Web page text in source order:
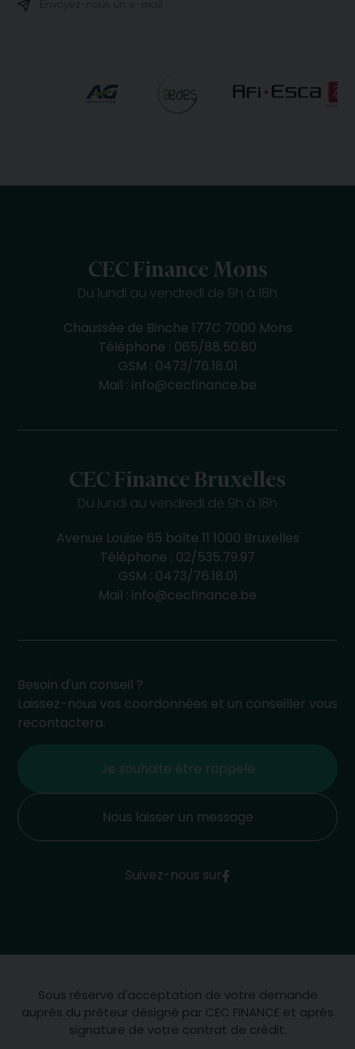
CEC Finance Mons
Du lundi au vendredi de 9h à 18h
Chaussée de Binche 177C 7000 Mons
Téléphone : 065/88.50.80
GSM : 0473/76.18.01
Mail : info@cecfinance.be
CEC Finance Bruxelles
Du lundi au vendredi de 9h à 18h
Avenue Louise 65 boîte 11 1000 Bruxelles
Téléphone : 02/535.79.97
GSM : 0473/76.18.01
Mail : info@cecfinance.be
Besoin d'un conseil ?
Laissez-nous vos coordonnées et un conseiller vous
recontactera.
Je souhaite être rappelé
Nous laisser un message
Suivez-nous sur
Sous réserve d'acceptation de votre demande
auprès du prêteur désigné par CEC FINANCE et après
signature de votre contrat de crédit.